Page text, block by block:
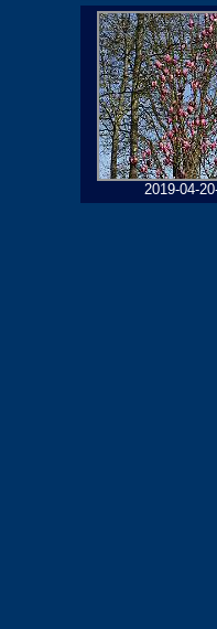
2019-04-